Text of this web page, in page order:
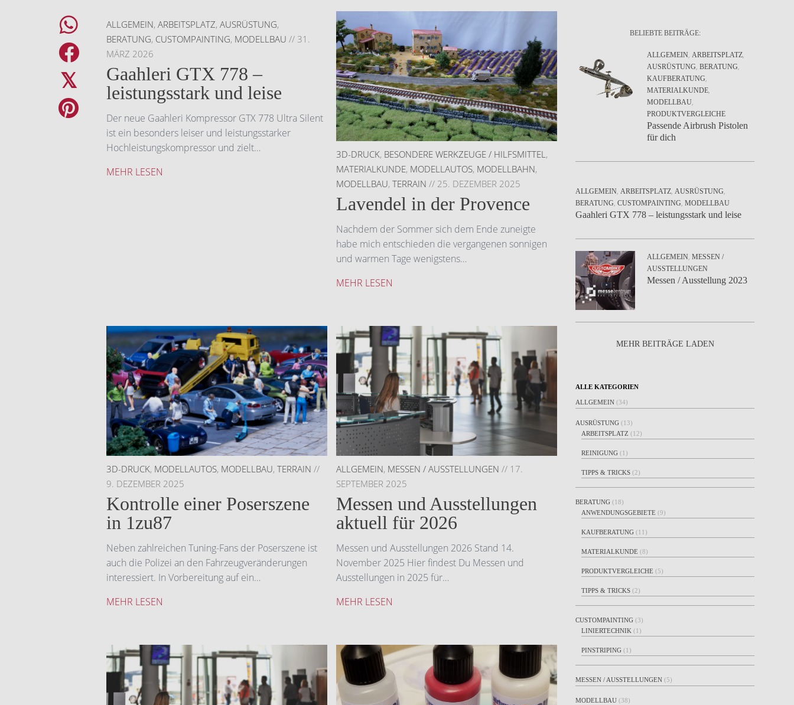
𝕏
ALLGEMEIN,ARBEITSPLATZ,AUSRÜSTUNG,
BERATUNG, CUSTOMPAINTING, MODELLBAU // 31.
MÄRZ 2026
Gaahleri GTX 778 –
leistungsstark und leise
Der neue Gaahleri Kompressor GTX 778 Ultra Silent
ist ein besonders leiser und leistungsstarker
Hochleistungskompressor und zielt…
MEHR LESEN
3D-DRUCK, BESONDERE WERKZEUGE / HILFSMITTEL ,
MATERIALKUNDE, MODELLAUTOS, MODELLBAHN,
MODELLBAU,TERRAIN // 25. DEZEMBER 2025
Lavendel in der Provence
Nachdem der Sommer sich dem Ende zuneigte
habe mich entschieden die vergangenen sonnigen
und warmen Tage wenigstens…
MEHR LESEN
3D-DRUCK, MODELLAUTOS, MODELLBAU,TERRAIN //
9. DEZEMBER 2025
Kontrolle einer Poserszene
in 1zu87
Neben zahlreichen Tuning-Fans der Poserszene ist
auch die Polizei an den Fahrzeugveränderungen
interessiert. In Vorbereitung auf ein…
MEHR LESEN
ALLGEMEIN, MESSEN / AUSSTELLUNGEN // 17.
SEPTEMBER 2025
Messen und Ausstellungen
aktuell für 2026
Messen und Ausstellungen 2026 Stand 14.
November 2025 Hier findest Du Messen und
Ausstellungen in 2025 für…
MEHR LESEN
BELIEBTE BEITRÄGE:
ALLGEMEIN,ARBEITSPLATZ,
AUSRÜSTUNG,BERATUNG,
KAUFBERATUNG,
MATERIALKUNDE,
MODELLBAU,
PRODUKTVERGLEICHE
Passende Airbrush Pistolen
für dich
ALLGEMEIN,ARBEITSPLATZ,AUSRÜSTUNG,
BERATUNG,CUSTOMPAINTING,MODELLBAU
Gaahleri GTX 778 – leistungsstark und leise
ALLGEMEIN,MESSEN /
AUSSTELLUNGEN
Messen / Ausstellung 2023
MEHR BEITRÄGE LADEN
ALLE KATEGORIEN
ALLGEMEIN (34)
AUSRÜSTUNG (13)
ARBEITSPLATZ (12)
REINIGUNG (1)
TIPPS & TRICKS (2)
BERATUNG (18)
ANWENDUNGSGEBIETE (9)
KAUFBERATUNG (11)
MATERIALKUNDE (8)
PRODUKTVERGLEICHE (5)
TIPPS & TRICKS (2)
CUSTOMPAINTING (3)
LINIERTECHNIK (1)
PINSTRIPING (1)
MESSEN / AUSSTELLUNGEN (5)
MODELLBAU (38)